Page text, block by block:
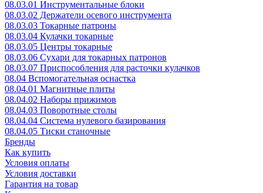
08.03.01 Инструментальные блоки
08.03.02 Держатели осевого инструмента
08.03.03 Токарные патроны
08.03.04 Кулачки токарные
08.03.05 Центры токарные
08.03.06 Сухари для токарных патронов
08.03.07 Приспособления для расточки кулачков
08.04 Вспомогательная оснастка
08.04.01 Магнитные плиты
08.04.02 Наборы прижимов
08.04.03 Поворотные столы
08.04.04 Система нулевого базирования
08.04.05 Тиски станочные
Бренды
Как купить
Условия оплаты
Условия доставки
Гарантия на товар